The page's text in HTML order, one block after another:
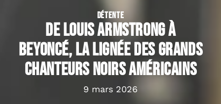
DÉTENTE
De Louis Armstrong à
Beyoncé, la lignée des grands
chanteurs noirs américains
9 mars 2026